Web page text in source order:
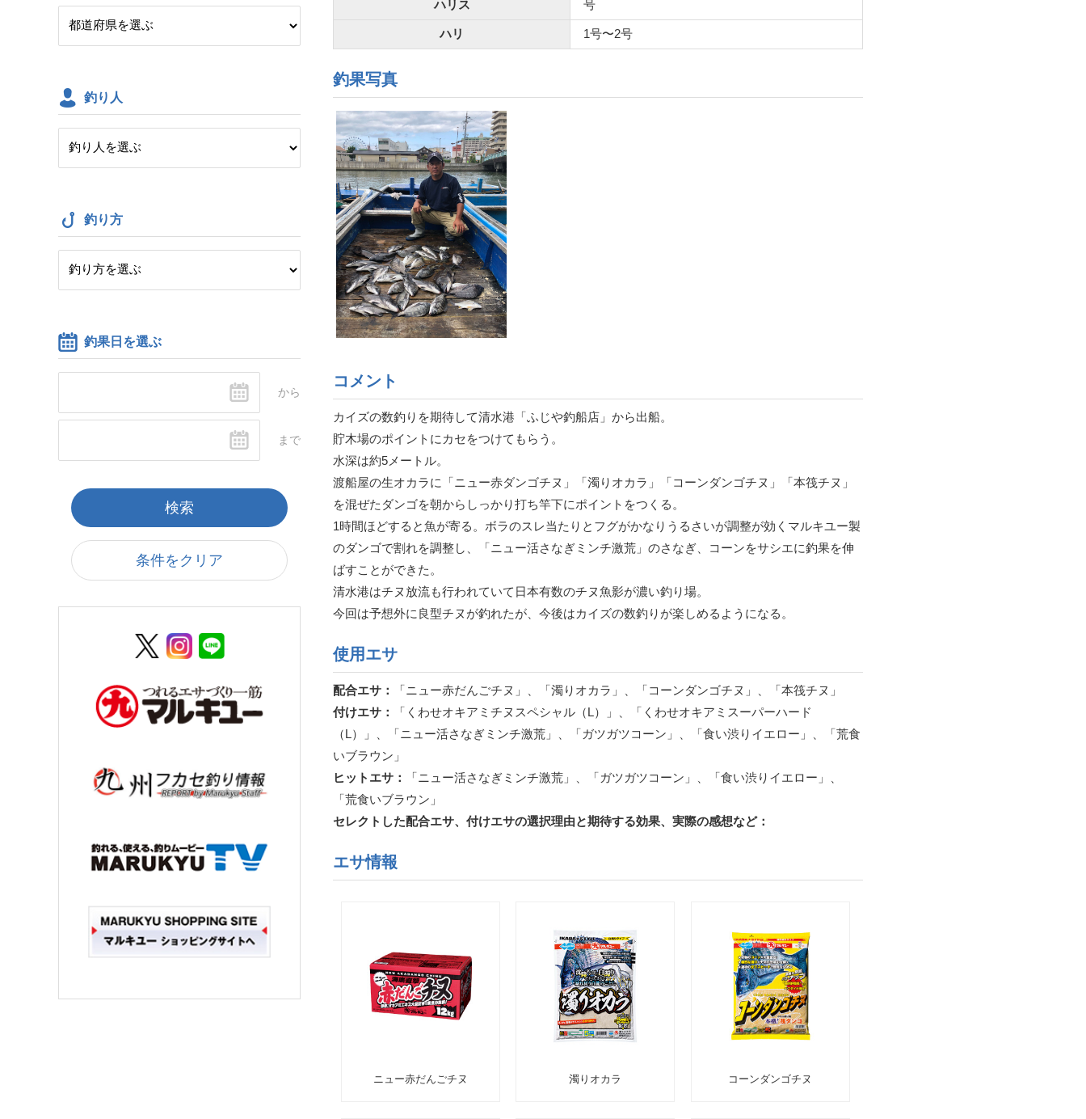
釣り人
釣り方
釣果日を選ぶ
条件をクリア
ハリス 号
ハリ 1号〜2号
釣果写真
コメント
カイズの数釣りを期待して清水港「ふじや釣船店」から出船。
貯木場のポイントにカセをつけてもらう。
水深は約5メートル。
渡船屋の生オカラに「ニュー赤ダンゴチヌ」「濁りオカラ」「コーンダンゴチヌ」「本筏チヌ」
を混ぜたダンゴを朝からしっかり打ち竿下にポイントをつくる。
1時間ほどすると魚が寄る。ボラのスレ当たりとフグがかなりうるさいが調整が効くマルキユー製
のダンゴで割れを調整し、「ニュー活さなぎミンチ激荒」のさなぎ、コーンをサシエに釣果を伸
ばすことができた。
清水港はチヌ放流も行われていて日本有数のチヌ魚影が濃い釣り場。
今回は予想外に良型チヌが釣れたが、今後はカイズの数釣りが楽しめるようになる。
使用エサ
配合エサ：
「ニュー赤だんごチヌ」、「濁りオカラ」、「コーンダンゴチヌ」、「本筏チヌ」
付けエサ：
「くわせオキアミチヌスペシャル（L）」、「くわせオキアミスーパーハード
（L）」、「ニュー活さなぎミンチ激荒」、「ガツガツコーン」、「食い渋りイエロー」、「荒食
いブラウン」
ヒットエサ：
「ニュー活さなぎミンチ激荒」、「ガツガツコーン」、「食い渋りイエロー」、
「荒食いブラウン」
セレクトした配合エサ、付けエサの選択理由と期待する効果、実際の感想など：
エサ情報
ニュー赤だんごチヌ 濁りオカラ コーンダンゴチヌ